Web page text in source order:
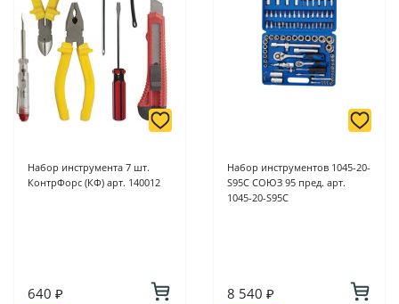
Набор инструмента 7 шт.
КонтрФорс (КФ) арт. 140012
640 ₽
Набор инструментов 1045-20-
S95C СОЮЗ 95 пред. арт.
1045-20-S95C
8 540 ₽